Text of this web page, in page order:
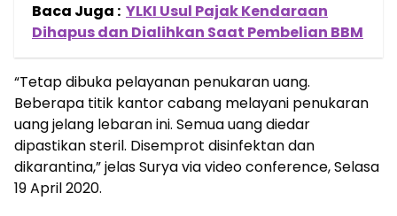
Baca Juga : YLKI Usul Pajak Kendaraan
Dihapus dan Dialihkan Saat Pembelian BBM
“Tetap dibuka pelayanan penukaran uang.
Beberapa titik kantor cabang melayani penukaran
uang jelang lebaran ini. Semua uang diedar
dipastikan steril. Disemprot disinfektan dan
dikarantina,” jelas Surya via video conference, Selasa
19 April 2020.